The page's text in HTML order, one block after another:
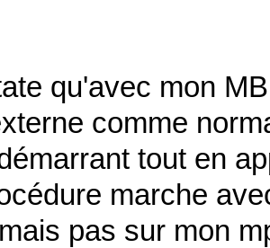
qu'avec mon
comme
tout en
marche
pas sur mon